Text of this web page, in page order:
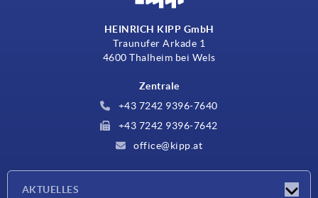
HEINRICH KIPP GmbH
Traunufer Arkade 1
4600 Thalheim bei Wels
Zentrale
+43 7242 9396-7640
+43 7242 9396-7642
office@kipp.at
AKTUELLES